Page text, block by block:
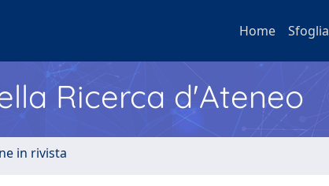
Home Sfoglia
Ricerca d'Ateneo
in rivista